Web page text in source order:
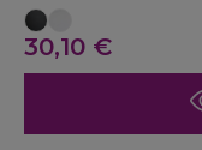
30,10 €